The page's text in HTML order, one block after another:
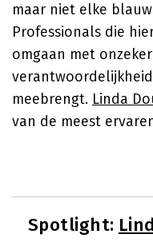
maar niet elke
Professionals die
omgaan met
meebrengt. Linda
van de meest
Spotlight: